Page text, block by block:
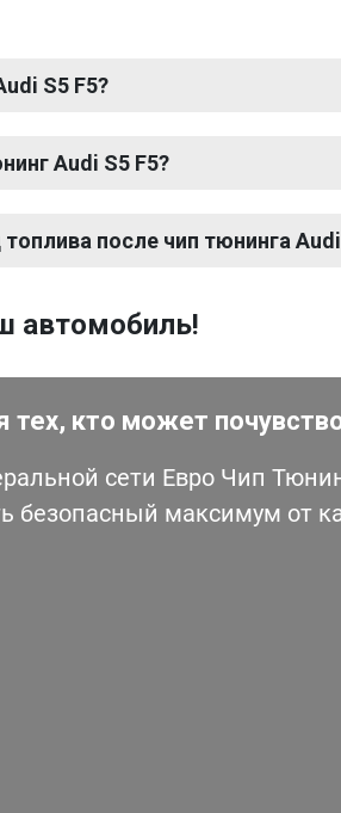
S5 F5?
Audi S5 F5?
после чип тюнинга
автомобиль!
кто может
сети Евро Чип
безопасный максимум от